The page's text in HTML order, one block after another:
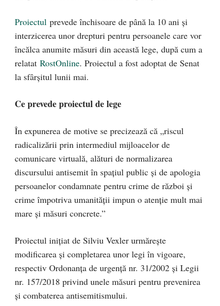
Proiectul prevede închisoare de până la 10 ani și
interzicerea unor drepturi pentru persoanele care vor
încălca anumite măsuri din această lege, după cum a
relatat RostOnline. Proiectul a fost adoptat de Senat
la sfârșitul lunii mai.
Ce prevede proiectul de lege
În expunerea de motive se precizează că „riscul
radicalizării prin intermediul mijloacelor de
comunicare virtuală, alături de normalizarea
discursului antisemit în spaţiul public şi de apologia
persoanelor condamnate pentru crime de război şi
crime împotriva umanităţii impun o atenţie mult mai
mare şi măsuri concrete.”
Proiectul inițiat de Silviu Vexler urmărește
modificarea și completarea unor legi în vigoare,
respectiv Ordonanța de urgență nr. 31/2002 și Legii
nr. 157/2018 privind unele măsuri pentru prevenirea
și combaterea antisemitismului.